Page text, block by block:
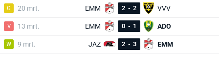
G 20 mrt. EMM 2 - 2 VVV
V 13 mrt. EMM 0 - 1 ADO
W 9 mrt. JAZ 2 - 3 EMM